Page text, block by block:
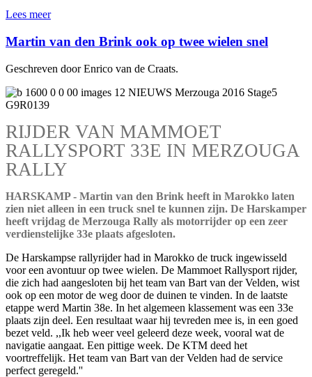
Lees meer
Martin van den Brink ook op twee wielen snel
Geschreven door Enrico van de Craats.
RIJDER VAN MAMMOET
RALLYSPORT 33E IN MERZOUGA
RALLY
HARSKAMP - Martin van den Brink heeft in Marokko laten
zien niet alleen in een truck snel te kunnen zijn. De Harskamper
heeft vrijdag de Merzouga Rally als motorrijder op een zeer
verdienstelijke 33e plaats afgesloten.
De Harskampse rallyrijder had in Marokko de truck ingewisseld
voor een avontuur op twee wielen. De Mammoet Rallysport rijder,
die zich had aangesloten bij het team van Bart van der Velden, wist
ook op een motor de weg door de duinen te vinden. In de laatste
etappe werd Martin 38e. In het algemeen klassement was een 33e
plaats zijn deel. Een resultaat waar hij tevreden mee is, in een goed
bezet veld. ,,Ik heb weer veel geleerd deze week, vooral wat de
navigatie aangaat. Een pittige week. De KTM deed het
voortreffelijk. Het team van Bart van der Velden had de service
perfect geregeld.''